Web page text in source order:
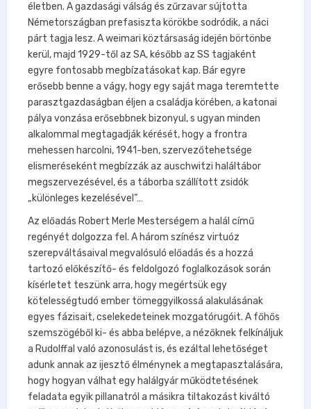
életben. A gazdasági válság és zűrzavar sújtotta
Németországban prefasiszta körökbe sodródik, a náci
párt tagja lesz. A weimari köztársaság idején börtönbe
kerül, majd 1929-től az SA, később az SS tagjaként
egyre fontosabb megbízatásokat kap. Bár egyre
erősebb benne a vágy, hogy egy saját maga teremtette
parasztgazdaságban éljen a családja körében, a katonai
pálya vonzása erősebbnek bizonyul, s ugyan minden
alkalommal megtagadják kérését, hogy a frontra
mehessen harcolni, 1941-ben, szervezőtehetsége
elismeréseként megbízzák az auschwitzi haláltábor
megszervezésével, és a táborba szállított zsidók
„különleges kezelésével”…
Az előadás Robert Merle Mesterségem a halál című
regényét dolgozza fel. A három színész virtuóz
szerepváltásaival megvalósuló előadás és a hozzá
tartozó előkészítő- és feldolgozó foglalkozások során
kísérletet teszünk arra, hogy megértsük egy
kötelességtudó ember tömeggyilkossá alakulásának
egyes fázisait, cselekedeteinek mozgatórugóit. A főhős
szemszögéből ki- és abba belépve, a nézőknek felkínáljuk
a Rudolffal való azonosulást is, és ezáltal lehetőséget
adunk annak az ijesztő élménynek a megtapasztalására,
hogy hogyan válhat egy halálgyár működtetésének
feladata egyik pillanatról a másikra tiltakozást kiváltó